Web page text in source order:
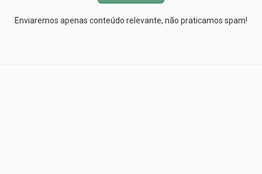
Enviaremos apenas conteúdo relevante, não praticamos spam!